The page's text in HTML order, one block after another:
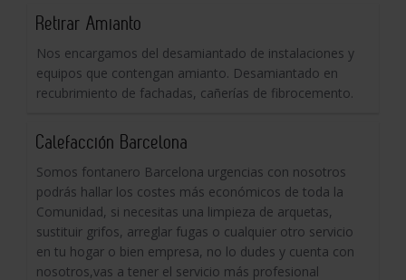
Retirar Amianto
Nos encargamos del desamiantado de instalaciones y
equipos que contengan amianto. Desamiantado en
recubrimiento de fachadas, cañerías de fibrocemento.
Calefacción Barcelona
Somos fontanero Barcelona urgencias con nosotros
podrás hallar los costes más económicos de toda la
Comunidad, si necesitas una limpieza de arquetas,
sustituir grifos, arreglar fugas o cualquier otro servicio
en tu hogar o bien empresa, no lo dudes y cuenta con
nosotros,vas a tener el servicio más profesional